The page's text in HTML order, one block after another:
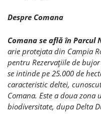
Despre Comana
Comana se află în Parcul
arie protejata din Campia
pentru Rezervaţiile de
se intinde pe 25.000 de
caracteristic deltei,
Comana. Este a doua zona
biodiversitate, dupa Delta